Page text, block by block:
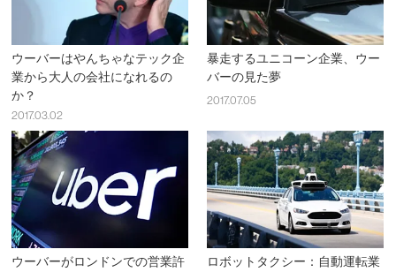
ウーバーはやんちゃなテック企
業から大人の会社になれるの
か？
2017.03.02
暴走するユニコーン企業、ウー
バーの見た夢
2017.07.05
ウーバーがロンドンでの営業許
ロボットタクシー：自動運転業